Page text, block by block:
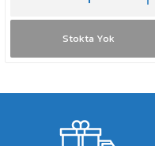
Stokta Yok